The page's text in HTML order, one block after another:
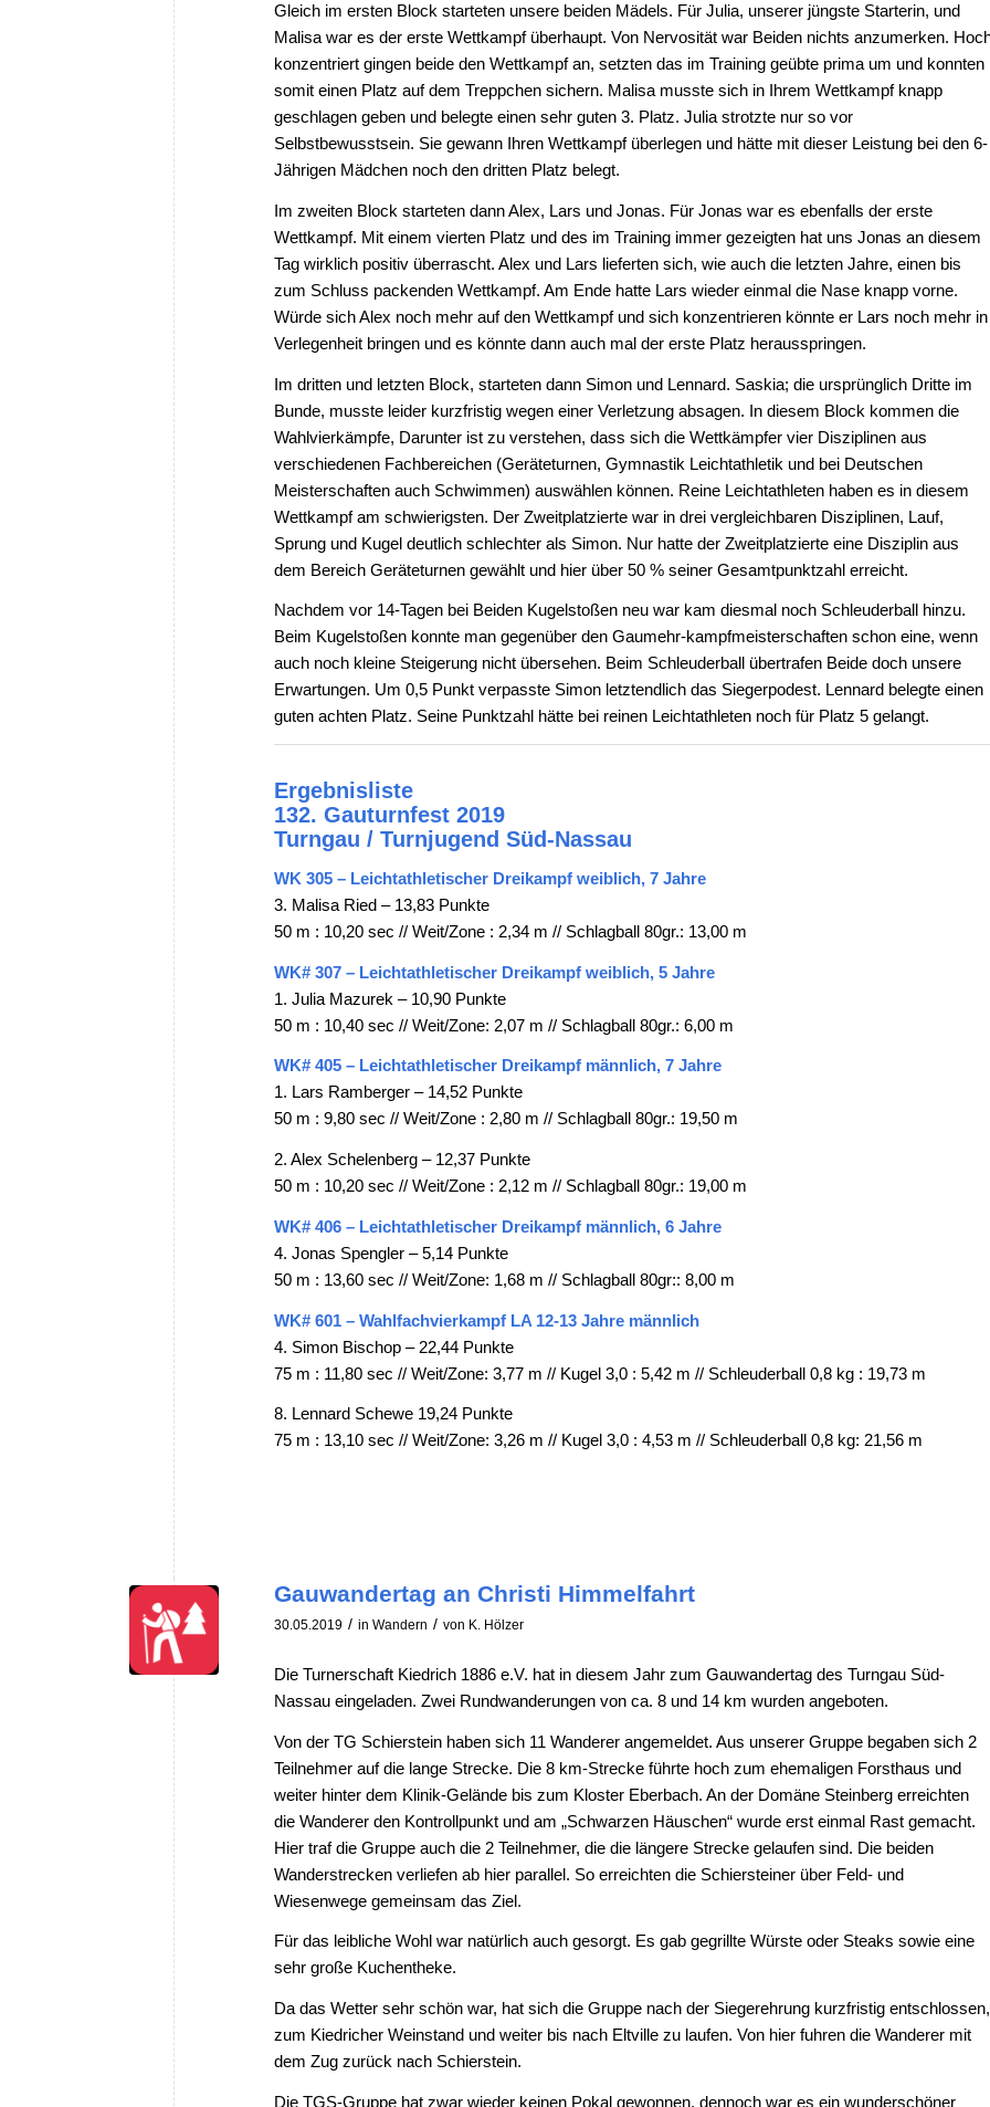
Gleich im ersten Block starteten unsere beiden Mädels. Für Julia, unserer jüngste Starterin, und
Malisa war es der erste Wettkampf überhaupt. Von Nervosität war Beiden nichts anzumerken.
konzentriert gingen beide den Wettkampf an, setzten das im Training geübte prima um und konnten
somit einen Platz auf dem Treppchen sichern. Malisa musste sich in Ihrem Wettkampf knapp
geschlagen geben und belegte einen sehr guten 3. Platz. Julia strotzte nur so vor
Selbstbewusstsein. Sie gewann Ihren Wettkampf überlegen und hätte mit dieser Leistung bei den 6-
Jährigen Mädchen noch den dritten Platz belegt.
Im zweiten Block starteten dann Alex, Lars und Jonas. Für Jonas war es ebenfalls der erste
Wettkampf. Mit einem vierten Platz und des im Training immer gezeigten hat uns Jonas an diesem
Tag wirklich positiv überrascht. Alex und Lars lieferten sich, wie auch die letzten Jahre, einen bis
zum Schluss packenden Wettkampf. Am Ende hatte Lars wieder einmal die Nase knapp vorne.
Würde sich Alex noch mehr auf den Wettkampf und sich konzentrieren könnte er Lars noch mehr in
Verlegenheit bringen und es könnte dann auch mal der erste Platz herausspringen.
Im dritten und letzten Block, starteten dann Simon und Lennard. Saskia; die ursprünglich Dritte im
Bunde, musste leider kurzfristig wegen einer Verletzung absagen. In diesem Block kommen die
Wahlvierkämpfe, Darunter ist zu verstehen, dass sich die Wettkämpfer vier Disziplinen aus
verschiedenen Fachbereichen (Geräteturnen, Gymnastik Leichtathletik und bei Deutschen
Meisterschaften auch Schwimmen) auswählen können. Reine Leichtathleten haben es in diesem
Wettkampf am schwierigsten. Der Zweitplatzierte war in drei vergleichbaren Disziplinen, Lauf,
Sprung und Kugel deutlich schlechter als Simon. Nur hatte der Zweitplatzierte eine Disziplin aus
dem Bereich Geräteturnen gewählt und hier über 50 % seiner Gesamtpunktzahl erreicht.
Nachdem vor 14-Tagen bei Beiden Kugelstoßen neu war kam diesmal noch Schleuderball hinzu.
Beim Kugelstoßen konnte man gegenüber den Gaumehr-kampfmeisterschaften schon eine, wenn
auch noch kleine Steigerung nicht übersehen. Beim Schleuderball übertrafen Beide doch unsere
Erwartungen. Um 0,5 Punkt verpasste Simon letztendlich das Siegerpodest. Lennard belegte einen
guten achten Platz. Seine Punktzahl hätte bei reinen Leichtathleten noch für Platz 5 gelangt.
Ergebnisliste
132. Gauturnfest 2019
Turngau / Turnjugend Süd-Nassau
WK 305 – Leichtathletischer Dreikampf weiblich, 7 Jahre
3. Malisa Ried – 13,83 Punkte
50 m : 10,20 sec // Weit/Zone : 2,34 m // Schlagball 80gr.: 13,00 m
WK# 307 – Leichtathletischer Dreikampf weiblich, 5 Jahre
1. Julia Mazurek – 10,90 Punkte
50 m : 10,40 sec // Weit/Zone: 2,07 m // Schlagball 80gr.: 6,00 m
WK# 405 – Leichtathletischer Dreikampf männlich, 7 Jahre
1. Lars Ramberger – 14,52 Punkte
50 m : 9,80 sec // Weit/Zone : 2,80 m // Schlagball 80gr.: 19,50 m
2. Alex Schelenberg – 12,37 Punkte
50 m : 10,20 sec // Weit/Zone : 2,12 m // Schlagball 80gr.: 19,00 m
WK# 406 – Leichtathletischer Dreikampf männlich, 6 Jahre
4. Jonas Spengler – 5,14 Punkte
50 m : 13,60 sec // Weit/Zone: 1,68 m // Schlagball 80gr:: 8,00 m
WK# 601 – Wahlfachvierkampf LA 12-13 Jahre männlich
4. Simon Bischop – 22,44 Punkte
75 m : 11,80 sec // Weit/Zone: 3,77 m // Kugel 3,0 : 5,42 m // Schleuderball 0,8 kg : 19,73 m
8. Lennard Schewe 19,24 Punkte
75 m : 13,10 sec // Weit/Zone: 3,26 m // Kugel 3,0 : 4,53 m // Schleuderball 0,8 kg: 21,56 m
Gauwandertag an Christi Himmelfahrt
30.05.2019 / inWandern / von K. Hölzer
Die Turnerschaft Kiedrich 1886 e.V. hat in diesem Jahr zum Gauwandertag des Turngau Süd-
Nassau eingeladen. Zwei Rundwanderungen von ca. 8 und 14 km wurden angeboten.
Von der TG Schierstein haben sich 11 Wanderer angemeldet. Aus unserer Gruppe begaben sich 2
Teilnehmer auf die lange Strecke. Die 8 km-Strecke führte hoch zum ehemaligen Forsthaus und
weiter hinter dem Klinik-Gelände bis zum Kloster Eberbach. An der Domäne Steinberg erreichten
die Wanderer den Kontrollpunkt und am „Schwarzen Häuschen“ wurde erst einmal Rast gemacht.
Hier traf die Gruppe auch die 2 Teilnehmer, die die längere Strecke gelaufen sind. Die beiden
Wanderstrecken verliefen ab hier parallel. So erreichten die Schiersteiner über Feld- und
Wiesenwege gemeinsam das Ziel.
Für das leibliche Wohl war natürlich auch gesorgt. Es gab gegrillte Würste oder Steaks sowie eine
sehr große Kuchentheke.
Da das Wetter sehr schön war, hat sich die Gruppe nach der Siegerehrung kurzfristig entschlossen,
zum Kiedricher Weinstand und weiter bis nach Eltville zu laufen. Von hier fuhren die Wanderer mit
dem Zug zurück nach Schierstein.
Die TGS-Gruppe hat zwar wieder keinen Pokal gewonnen, dennoch war es ein wunderschöner